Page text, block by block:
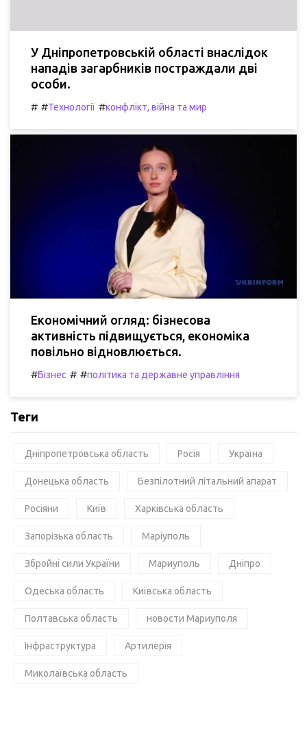
У Дніпропетровській області внаслідок
нападів загарбників постраждали дві
особи.
# #Технології #конфлікт, війна та мир
Економічний огляд: бізнесова
активність підвищується, економіка
повільно відновлюється.
#Бізнес # #політика та державне управління
Теги
Дніпропетровська область Росія Україна
Донецька область Безпілотний літальний апарат
Росіяни Київ Харківська область
Запорізька область Маріуполь
Збройні сили України Мариуполь Дніпро
Одеська область Київська область
Полтавська область новости Мариуполя
Інфраструктура Артилерія
Миколаївська область